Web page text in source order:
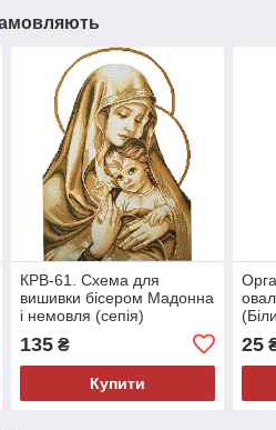
КРВ-61. Схема для
вишивки бісером Мадонна
і немовля (сепія)
135₴
Купити
25